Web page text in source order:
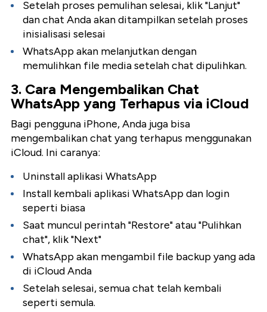
Setelah proses pemulihan selesai, klik "Lanjut"
dan chat Anda akan ditampilkan setelah proses
inisialisasi selesai
WhatsApp akan melanjutkan dengan
memulihkan file media setelah chat dipulihkan.
3. Cara Mengembalikan Chat
WhatsApp yang Terhapus via iCloud
Bagi pengguna iPhone, Anda juga bisa
mengembalikan chat yang terhapus menggunakan
iCloud. Ini caranya:
Uninstall aplikasi WhatsApp
Install kembali aplikasi WhatsApp dan login
seperti biasa
Saat muncul perintah "Restore" atau "Pulihkan
chat", klik "Next"
WhatsApp akan mengambil file backup yang ada
di iCloud Anda
Setelah selesai, semua chat telah kembali
seperti semula.